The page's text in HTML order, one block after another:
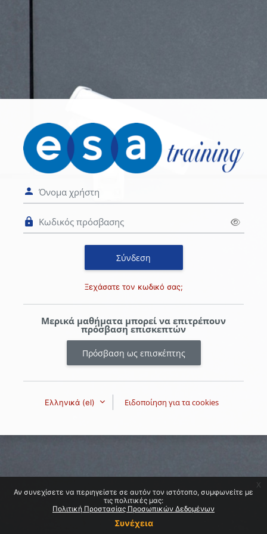
Αν συνεχίσετε να περιηγείστε σε αυτόν τον ιστότοπο, συμφωνείτε με
τις πολιτικές μας:
Πολιτική Προστασίας Προσωπικών Δεδομένων
Συνέχεια
x
Σύνδεση στο
Σύνδεση
Ξεχάσατε τον κωδικό σας;
Μερικά μαθήματα μπορεί να επιτρέπουν
πρόσβαση επισκεπτών
Πρόσβαση ως επισκέπτης
Ελληνικά ‎(el)‎ Ειδοποίηση για τα cookies